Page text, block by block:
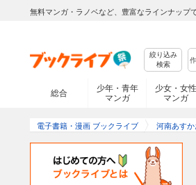
無料マンガ・ラノベなど、豊富なラインナップ
絞り込み
検索
総合
少年・青年
マンガ
少女・女性
マンガ
電子書籍・漫画 ブックライブ 河南あす